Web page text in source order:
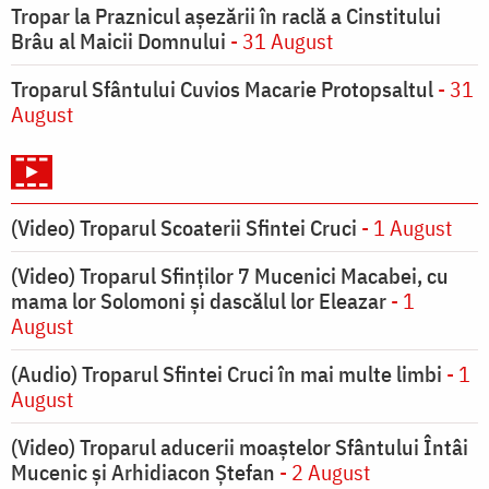
Tropar la Praznicul aşezării în raclă a Cinstitului
Brâu al Maicii Domnului - 31 August
Troparul Sfântului Cuvios Macarie Protopsaltul- 31
August
(Video) Troparul Scoaterii Sfintei Cruci - 1 August
(Video) Troparul Sfinților 7 Mucenici Macabei, cu
mama lor Solomoni și dascălul lor Eleazar- 1
August
(Audio) Troparul Sfintei Cruci în mai multe limbi - 1
August
(Video) Troparul aducerii moaștelor Sfântului Întâi
Mucenic și Arhidiacon Ștefan - 2 August